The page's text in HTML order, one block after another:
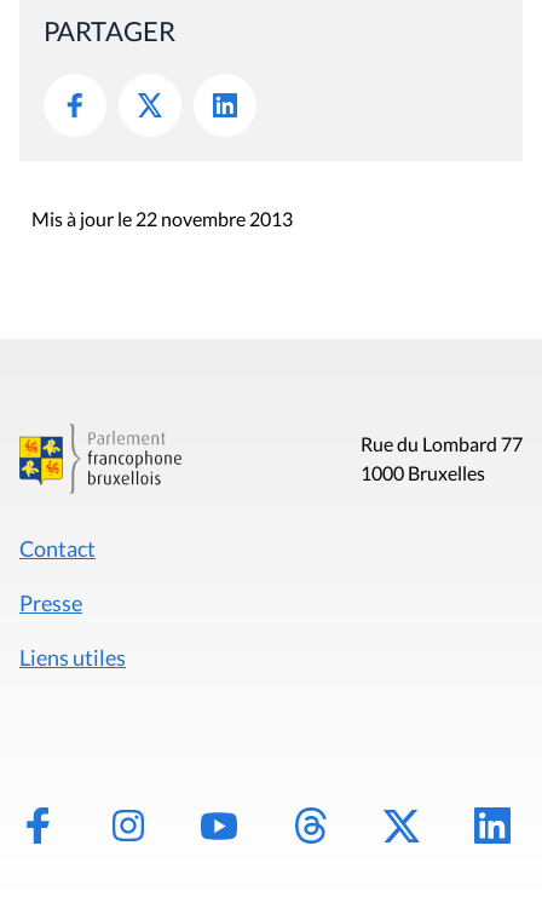
PARTAGER
Mis à jour le 22 novembre 2013
Rue du Lombard 77
1000 Bruxelles
Contact
Presse
Liens utiles